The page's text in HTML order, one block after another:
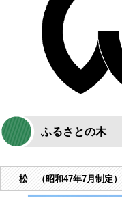
ふるさとの木
松 （昭和47年7月制定）